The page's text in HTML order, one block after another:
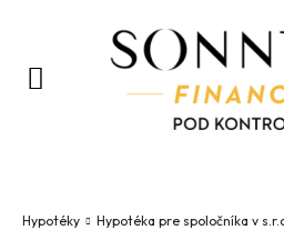
Hypotéky
Hypotéka pre spoločníka v